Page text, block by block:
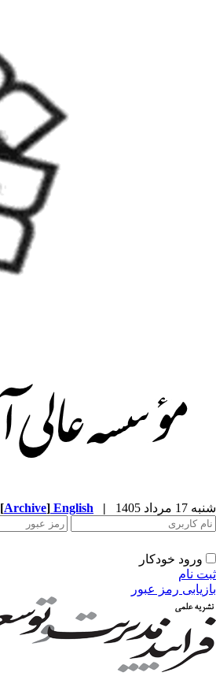
شنبه 17 مرداد 1405 |
English
[Archive]
ورود خودکار
ثبت نام
بازیابی رمز عبور